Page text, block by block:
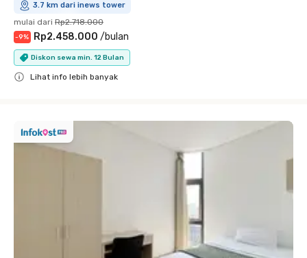
3.7 km dari inews tower
mulai dari Rp2.718.000
-9% Rp2.458.000 /bulan
Diskon sewa min. 12 Bulan
Lihat info lebih banyak